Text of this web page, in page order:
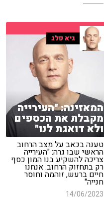
גיא פלג
המאזינה: "העירייה
מקבלת את הכספים
ולא דואגת לנו"
טענה בכאב על מצב הרחוב
הראשי שבו גרה: "העירייה
צריכה להשקיע בנו המון כסף
רק בתחזוק הרחוב. אנחנו
חיים ברעש, זוהמה וחוסר
חנייה"
14/06/2023